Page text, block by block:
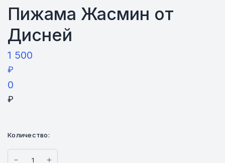
Пижама Жасмин от
Дисней
1 500
₽
0
₽
Количество: